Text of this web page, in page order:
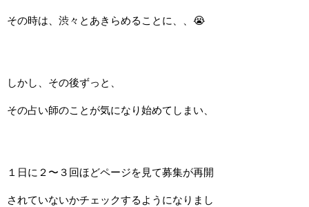
その時は、渋々とあきらめることに、、 😭
しかし、その後ずっと、
その占い師のことが気になり始めてしまい、
１日に２〜３回ほどページを見て募集が再開
されていないかチェックするようになりまし